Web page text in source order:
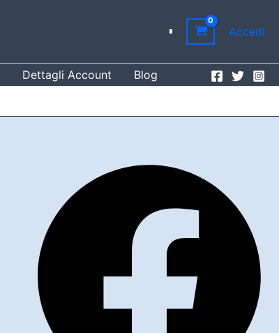
Accedi
Dettagli Account
Blog